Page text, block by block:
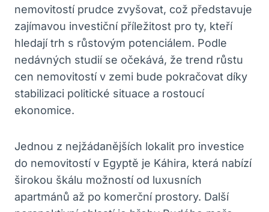
nemovitostí prudce zvyšovat, což představuje
zajímavou ⁣investiční příležitost pro ty, kteří
hledají trh s‌ růstovým potenciálem. Podle
‍nedávných‍ studií ⁤se‍ očekává, ⁣že trend růstu
⁣cen‌ nemovitostí v zemi⁤ bude pokračovat díky
stabilizaci politické ⁣situace a rostoucí
ekonomice.
Jednou z nejžádanějších⁤ lokalit pro investice
do⁣ nemovitostí v Egyptě je Káhira, která nabízí
širokou škálu možností⁢ od luxusních
apartmánů až po komerční prostory. Další